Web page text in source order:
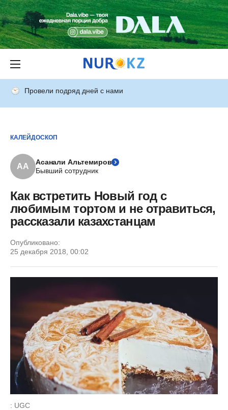
Провели подряд дней с нами
КАЛЕЙДОСКОП
АА
Асанали Альтемиров
Бывший сотрудник
Как встретить Новый год с
любимым тортом и не отравиться,
рассказали казахстанцам
Опубликовано:
25 декабря 2018, 00:02
: UGC